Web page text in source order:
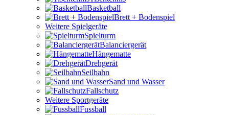
Basketball
Brett + Bodenspiel
Weitere Spielgeräte
Spielturm
Balanciergerät
Hängematte
Drehgerät
Seilbahn
Sand und Wasser
Fallschutz
Weitere Sportgeräte
Fussball